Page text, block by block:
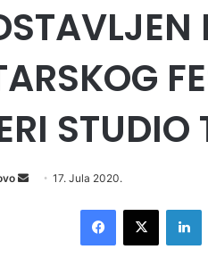
Send17. Jula 2020.
Facebook
X